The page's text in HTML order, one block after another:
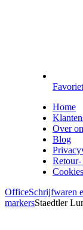
Home
Over
Blog
Retour-
Cookies
OfficeSchrijfwaren
markersStaedtler